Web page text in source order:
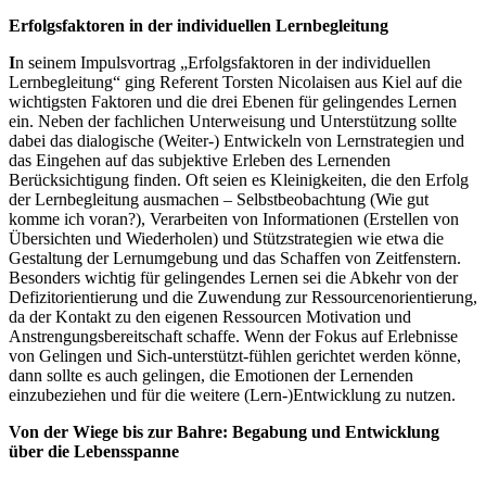
Erfolgsfaktoren in der individuellen Lernbegleitung
In seinem Impulsvortrag „Erfolgsfaktoren in der individuellen
Lernbegleitung“ ging Referent Torsten Nicolaisen aus Kiel auf die
wichtigsten Faktoren und die drei Ebenen für gelingendes Lernen
ein. Neben der fachlichen Unterweisung und Unterstützung sollte
dabei das dialogische (Weiter-) Entwickeln von Lernstrategien und
das Eingehen auf das subjektive Erleben des Lernenden
Berücksichtigung finden. Oft seien es Kleinigkeiten, die den Erfolg
der Lernbegleitung ausmachen – Selbstbeobachtung (Wie gut
komme ich voran?), Verarbeiten von Informationen (Erstellen von
Übersichten und Wiederholen) und Stützstrategien wie etwa die
Gestaltung der Lernumgebung und das Schaffen von Zeitfenstern.
Besonders wichtig für gelingendes Lernen sei die Abkehr von der
Defizitorientierung und die Zuwendung zur Ressourcenorientierung,
da der Kontakt zu den eigenen Ressourcen Motivation und
Anstrengungsbereitschaft schaffe. Wenn der Fokus auf Erlebnisse
von Gelingen und Sich-unterstützt-fühlen gerichtet werden könne,
dann sollte es auch gelingen, die Emotionen der Lernenden
einzubeziehen und für die weitere (Lern-)Entwicklung zu nutzen.
Von der Wiege bis zur Bahre: Begabung und Entwicklung
über die Lebensspanne